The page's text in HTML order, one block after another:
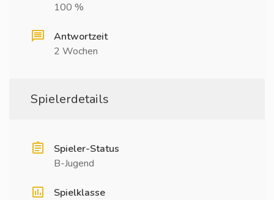
100 %
Antwortzeit
2 Wochen
Spielerdetails
Spieler-Status
B-Jugend
Spielklasse